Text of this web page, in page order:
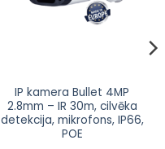
IP kamera Bullet 4MP
2.8mm – IR 30m, cilvēka
detekcija, mikrofons, IP66,
POE